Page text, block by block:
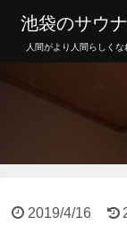
池袋のサウ
人間がより人間らしく
2019/4/16